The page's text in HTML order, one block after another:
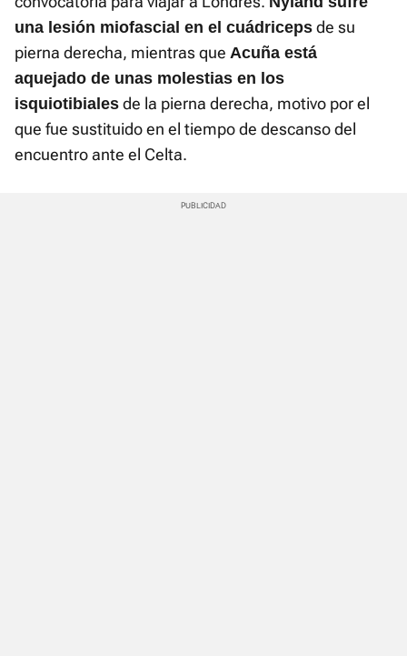
una lesión miofascial en el cuádriceps de su
pierna derecha, mientras que Acuña está
aquejado de unas molestias en los
isquiotibiales de la pierna derecha, motivo por el
que fue sustituido en el tiempo de descanso del
encuentro ante el Celta.